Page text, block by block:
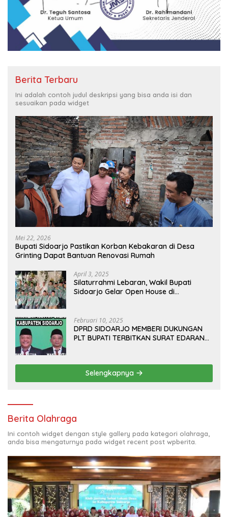
Berita Terbaru
Ini adalah contoh judul deskripsi yang bisa anda isi dan
sesuaikan pada widget
Mei 22, 2026
Bupati Sidoarjo Pastikan Korban Kebakaran di Desa
Grinting Dapat Bantuan Renovasi Rumah
April 3, 2025
Silaturrahmi Lebaran, Wakil Bupati
Sidoarjo Gelar Open House di
Februari 10, 2025
DPRD SIDOARJO MEMBERI DUKUNGAN
PLT BUPATI TERBITKAN SURAT EDARAN
KELUAR KOTA
Selengkapnya
Berita Olahraga
Ini contoh widget dengan style gallery pada kategori olahraga,
anda bisa mengaturnya pada widget recent post wpberita.